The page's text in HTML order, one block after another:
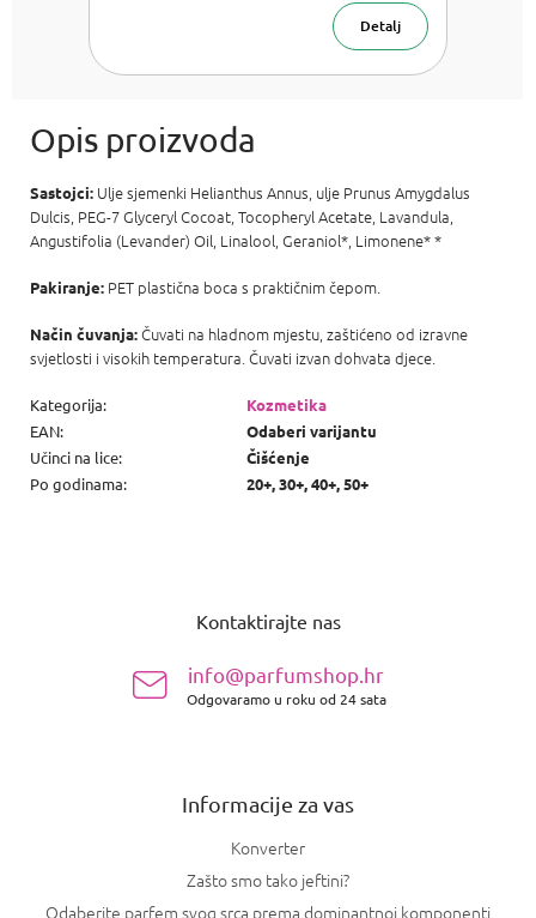
Detalj
Sastojci: Ulje sjemenki Helianthus Annus, ulje Prunus Amygdalus
Dulcis, PEG-7 Glyceryl Cocoat, Tocopheryl Acetate, Lavandula,
Angustifolia (Levander) Oil, Linalool, Geraniol*, Limonene* *
Pakiranje: PET plastična boca s praktičnim čepom.
Način čuvanja:Čuvati na hladnom mjestu, zaštićeno od izravne
svjetlosti i visokih temperatura. Čuvati izvan dohvata djece.
Kategorija:
Kozmetika
EAN:
Odaberi varijantu
Učinci na lice:
Čišćenje
Po godinama: 20+, 30+, 40+, 50+
Kontaktirajte nas
info@parfumshop.hr
Odgovaramo u roku od 24 sata
Informacije za vas
Konverter
Zašto smo tako jeftini?
Odaberite parfem svog srca prema dominantnoj komponenti